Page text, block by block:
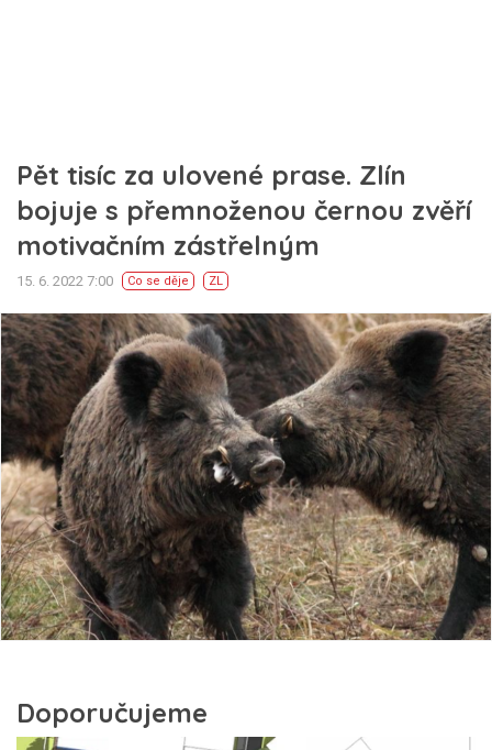
Pět tisíc za ulovené prase. Zlín
bojuje s přemnoženou černou zvěří
motivačním zástřelným
15. 6. 2022 7:00 Co se děje ZL